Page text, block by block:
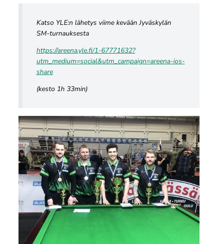
Katso YLE:n lähetys viime kevään Jyväskylän
SM-turnauksesta
https://areena.yle.fi/1-67771632?
utm_medium=social&utm_campaign=areena-ios-
share
(kesto 1h 33min)